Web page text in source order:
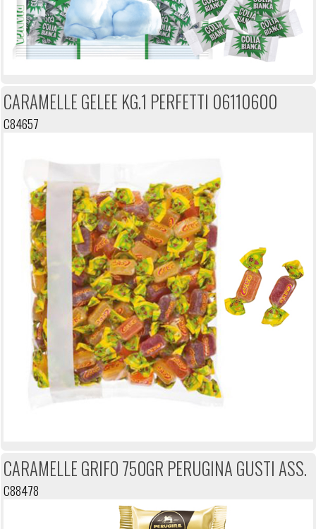
CARAMELLE GELEE KG.1 PERFETTI 06110600
C84657
CARAMELLE GRIFO 750GR PERUGINA GUSTI ASS.
C88478